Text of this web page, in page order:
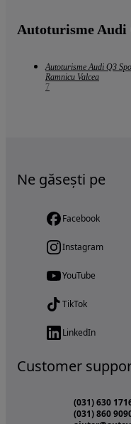
Autoturisme Audi
Autoturisme Audi Q3
Ramnicu Valcea
7
Ne găsești pe
Facebook
Instagram
YouTube
TikTok
LinkedIn
Customer
(031) 630
(031) 860